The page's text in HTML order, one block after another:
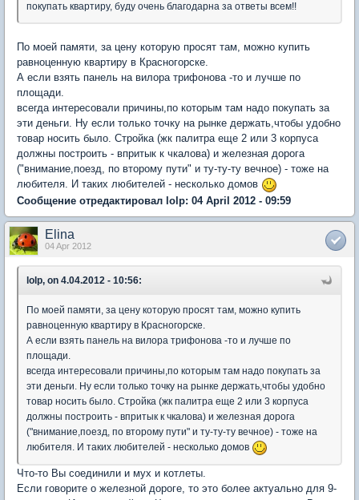
покупать квартиру, буду очень благодарна за ответы всем!!
По моей памяти, за цену которую просят там, можно купить
равноценную квартиру в Красногорске.
А если взять панель на вилора трифонова -то и лучше по
площади.
всегда интересовали причины,по которым там надо покупать за
эти деньги. Ну если только точку на рынке держать,чтобы удобно
товар носить было. Стройка (жк палитра еще 2 или 3 корпуса
должны построить - впритык к чкалова) и железная дорога
("внимание,поезд, по второму пути" и ту-ту-ту вечное) - тоже на
любителя. И таких любителей - несколько домов
Сообщение отредактировал lolp: 04 April 2012 - 09:59
Elina
04 Apr 2012
lolp, on 4.04.2012 - 10:56:
По моей памяти, за цену которую просят там, можно купить
равноценную квартиру в Красногорске.
А если взять панель на вилора трифонова -то и лучше по
площади.
всегда интересовали причины,по которым там надо покупать за
эти деньги. Ну если только точку на рынке держать,чтобы удобно
товар носить было. Стройка (жк палитра еще 2 или 3 корпуса
должны построить - впритык к чкалова) и железная дорога
("внимание,поезд, по второму пути" и ту-ту-ту вечное) - тоже на
любителя. И таких любителей - несколько домов
Что-то Вы соединили и мух и котлеты.
Если говорите о железной дороге, то это более актуально для 9-